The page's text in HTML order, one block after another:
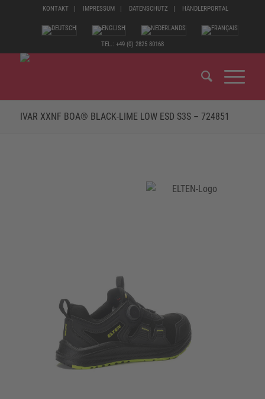
KONTAKT IMPRESSUM DATENSCHUTZ HÄNDLERPORTAL
TEL.: +49 (0) 2825 80168
IVAR XXNF BOA® BLACK-LIME LOW ESD S3S – 724851